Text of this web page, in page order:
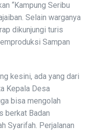
“Kampung Seribu
Selain warganya
dikunjungi turis
Sampan
kesini, ada yang dari
Kepala Desa
bisa mengolah
berkat Badan
Syarifah. Perjalanan